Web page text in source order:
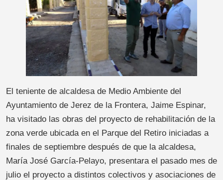
El teniente de alcaldesa de Medio Ambiente del
Ayuntamiento de Jerez de la Frontera, Jaime Espinar,
ha visitado las obras del proyecto de rehabilitación de la
zona verde ubicada en el Parque del Retiro iniciadas a
finales de septiembre después de que la alcaldesa,
María José García-Pelayo, presentara el pasado mes de
julio el proyecto a distintos colectivos y asociaciones de